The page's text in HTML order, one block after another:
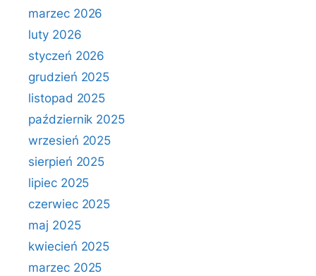
marzec 2026
luty 2026
styczeń 2026
grudzień 2025
listopad 2025
październik 2025
wrzesień 2025
sierpień 2025
lipiec 2025
czerwiec 2025
maj 2025
kwiecień 2025
marzec 2025